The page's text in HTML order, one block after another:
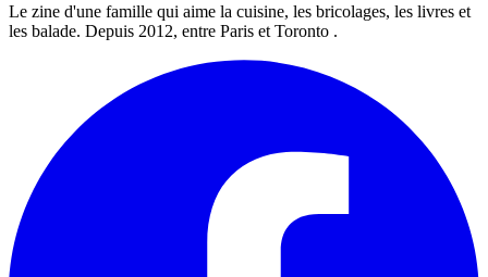
Le zine d'une famille qui aime la cuisine, les bricolages, les livres et
les balade. Depuis 2012, entre Paris et Toronto .